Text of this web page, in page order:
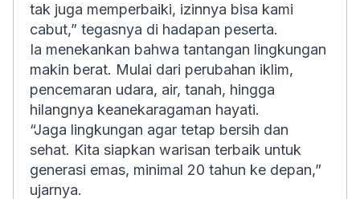
tak juga memperbaiki, izinnya bisa kami
cabut,” tegasnya di hadapan peserta.
Ia menekankan bahwa tantangan lingkungan
makin berat. Mulai dari perubahan iklim,
pencemaran udara, air, tanah, hingga
hilangnya keanekaragaman hayati.
“Jaga lingkungan agar tetap bersih dan
sehat. Kita siapkan warisan terbaik untuk
generasi emas, minimal 20 tahun ke depan,”
ujarnya.